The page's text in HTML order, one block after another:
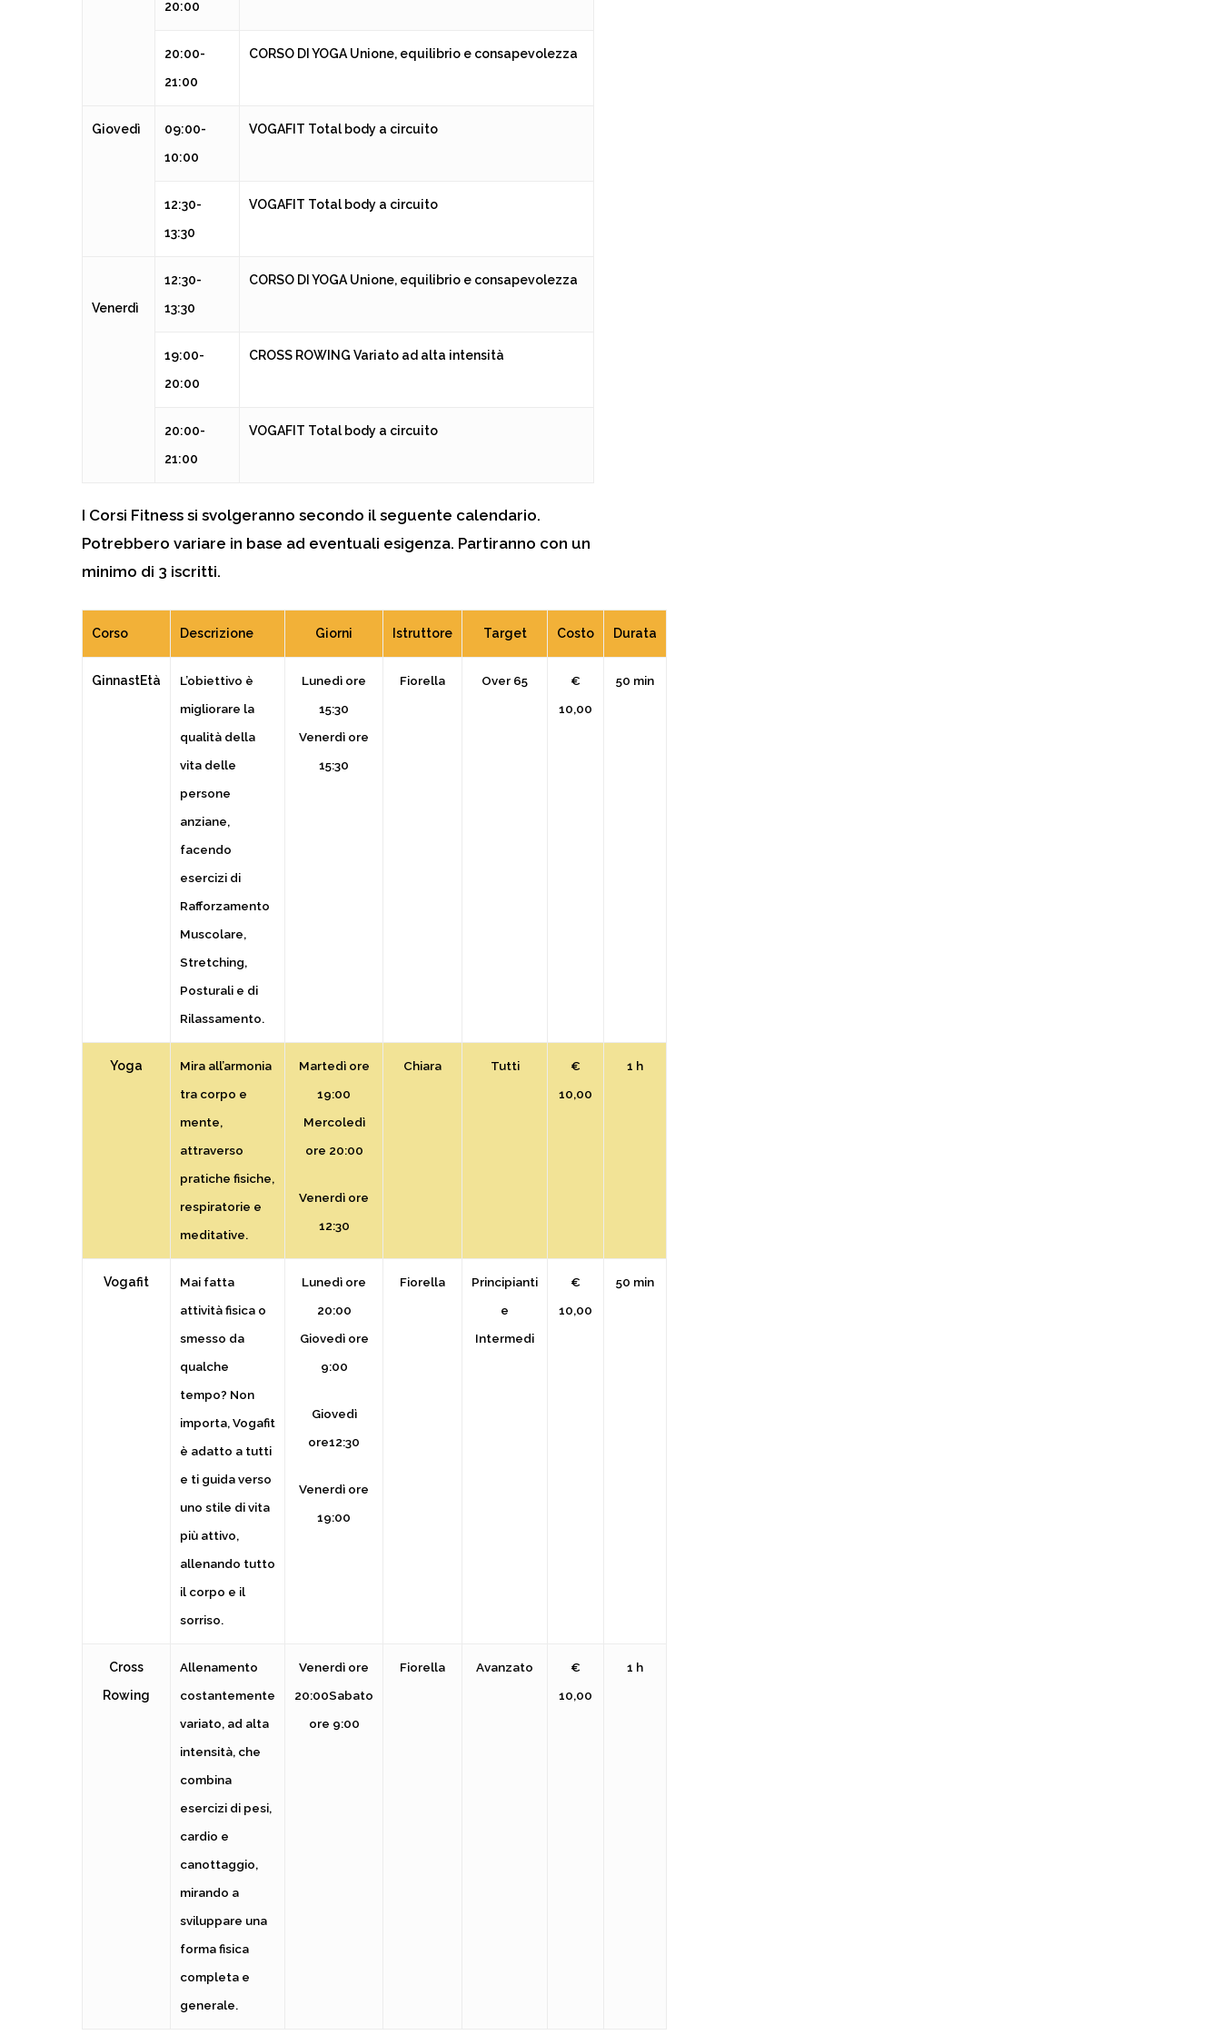
Hit enter to search or ESC to close
20:00
20:00-
21:00
CORSO DI YOGAUnione, equilibrio e consapevolezza
Giovedì
09:00-
10:00
VOGAFIT Total body a circuito
12:30-
13:30
VOGAFIT Total body a circuito
Venerdì
12:30-
13:30
CORSO DI YOGAUnione, equilibrio e consapevolezza
19:00-
20:00
CROSS ROWINGVariato ad alta intensità
20:00-
21:00
VOGAFIT Total body a circuito
I Corsi Fitness si svolgeranno secondo il seguente calendario.
Potrebbero variare in base ad eventuali esigenza. Partiranno con un
minimo di 3 iscritti.
Corso Descrizione Giorni Istruttore Target Costo Durata
GinnastEtà
L’obiettivo è
migliorare la
qualità della
vita delle
persone
anziane,
facendo
esercizi di
Rafforzamento
Muscolare,
Stretching,
Posturali e di
Rilassamento.
Lunedì ore
15:30
Venerdì ore
15:30
Fiorella Over 65
€
10,00
50 min
Yoga
Mira all’armonia
tra corpo e
mente,
attraverso
pratiche fisiche,
respiratorie e
meditative.
Martedì ore
19:00
Mercoledì
ore 20:00
Venerdì ore
12:30
Chiara Tutti
€
10,00
1 h
Vogafit
Mai fatta
attività fisica o
smesso da
qualche
tempo? Non
importa, Vogafit
è adatto a tutti
e ti guida verso
uno stile di vita
più attivo,
allenando tutto
il corpo e il
sorriso.
Lunedì ore
20:00
Giovedì ore
9:00
Giovedì
ore12:30
Venerdì ore
19:00
Fiorella
Principianti
e
Intermedi
€
10,00
50 min
Cross
Rowing
Allenamento
costantemente
variato, ad alta
intensità, che
combina
esercizi di pesi,
cardio e
canottaggio,
mirando a
sviluppare una
forma fisica
completa e
generale.
Venerdì ore
20:00Sabato
ore 9:00
Fiorella Avanzato
€
10,00
1 h